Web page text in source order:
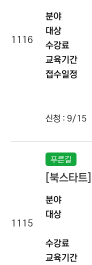
1116
분야
대상
수강료
교육기간
접수일정
신청 : 9/15
1115
푸른길
[북스타
분야
대상
수강료
교육기간